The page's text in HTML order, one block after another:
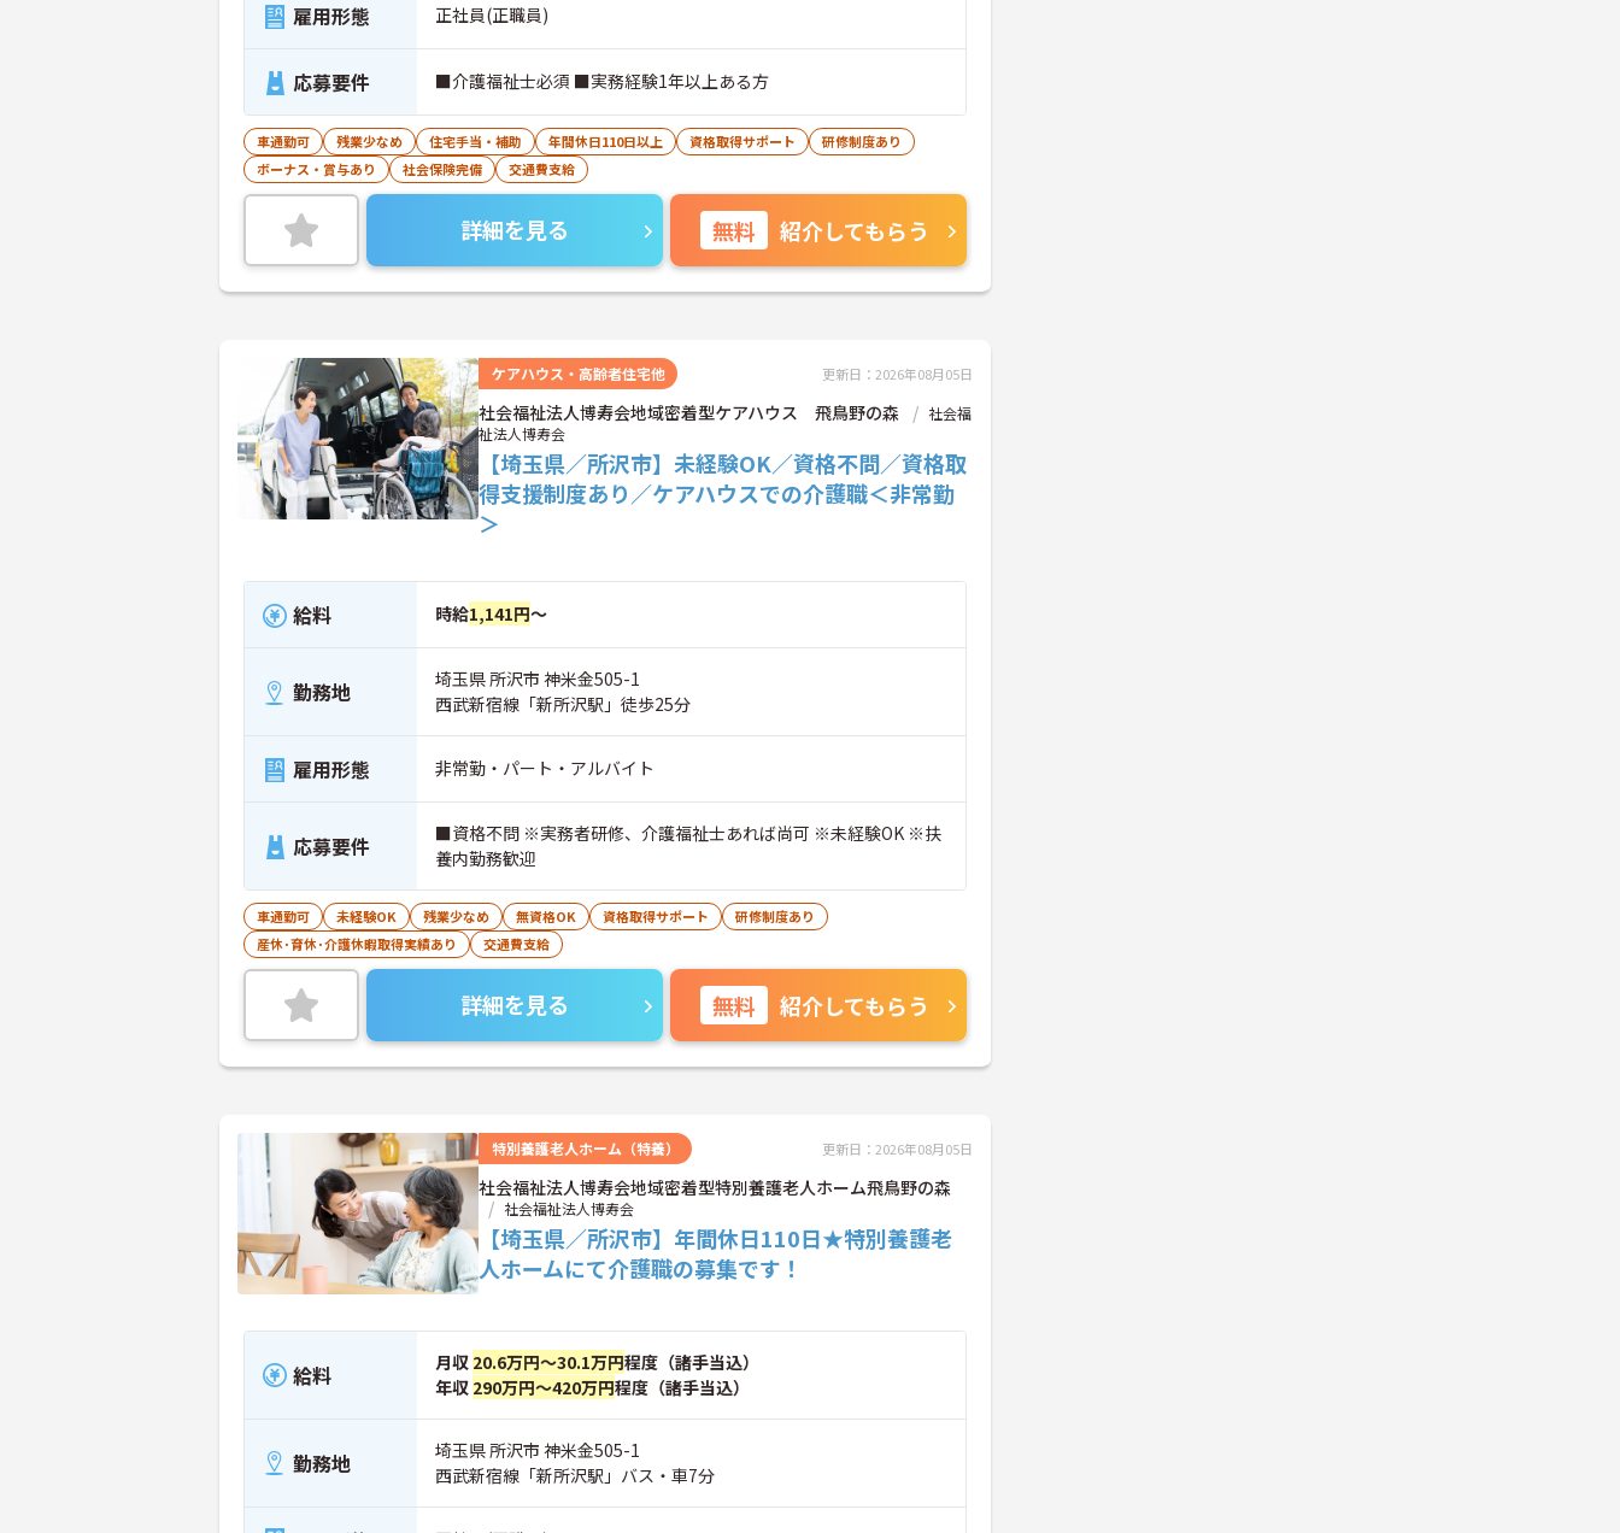
雇用形態 正社員(正職員)
応募要件 ■介護福祉士必須 ■実務経験1年以上ある方
車通勤可 残業少なめ 住宅手当・補助 年間休日110日以上 資格取得サポート
研修制度あり
ボーナス・賞与あり
社会保険完備 交通費支給
詳細を見る 無料 紹介してもらう
ケアハウス・高齢者住宅他 更新日：2026年08月05日
社会福祉法人博寿会地域密着型ケアハウス 飛鳥野の森
社会福
祉法人博寿会
【埼玉県／所沢市】未経験OK／資格不問／資格取
得支援制度あり／ケアハウスでの介護職＜非常勤
＞
給料 時給1,141円～
勤務地
埼玉県 所沢市 神米金505-1
西武新宿線「新所沢駅」徒歩25分
雇用形態 非常勤・パート・アルバイト
応募要件
■資格不問 ※実務者研修、介護福祉士あれば尚可 ※未経験OK ※扶
養内勤務歓迎
車通勤可 未経験OK 残業少なめ 無資格OK 資格取得サポート
研修制度あり
産休･育休･介護休暇取得実績あり
交通費支給
詳細を見る 無料 紹介してもらう
特別養護老人ホーム（特養） 更新日：2026年08月05日
社会福祉法人博寿会地域密着型特別養護老人ホーム飛鳥野の森
社会福祉法人博寿会
【埼玉県／所沢市】年間休日110日★特別養護老
人ホームにて介護職の募集です！
給料 月収 20.6万円～30.1万円程度（諸手当込）
年収 290万円～420万円程度（諸手当込）
勤務地
埼玉県 所沢市 神米金505-1
西武新宿線「新所沢駅」バス・車7分